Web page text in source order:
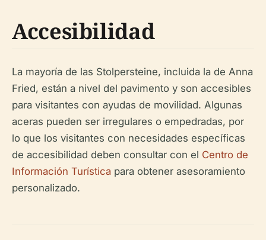
Accesibilidad
La mayoría de las Stolpersteine, incluida la de Anna
Fried, están a nivel del pavimento y son accesibles
para visitantes con ayudas de movilidad. Algunas
aceras pueden ser irregulares o empedradas, por
lo que los visitantes con necesidades específicas
de accesibilidad deben consultar con el Centro de
Información Turística para obtener asesoramiento
personalizado.